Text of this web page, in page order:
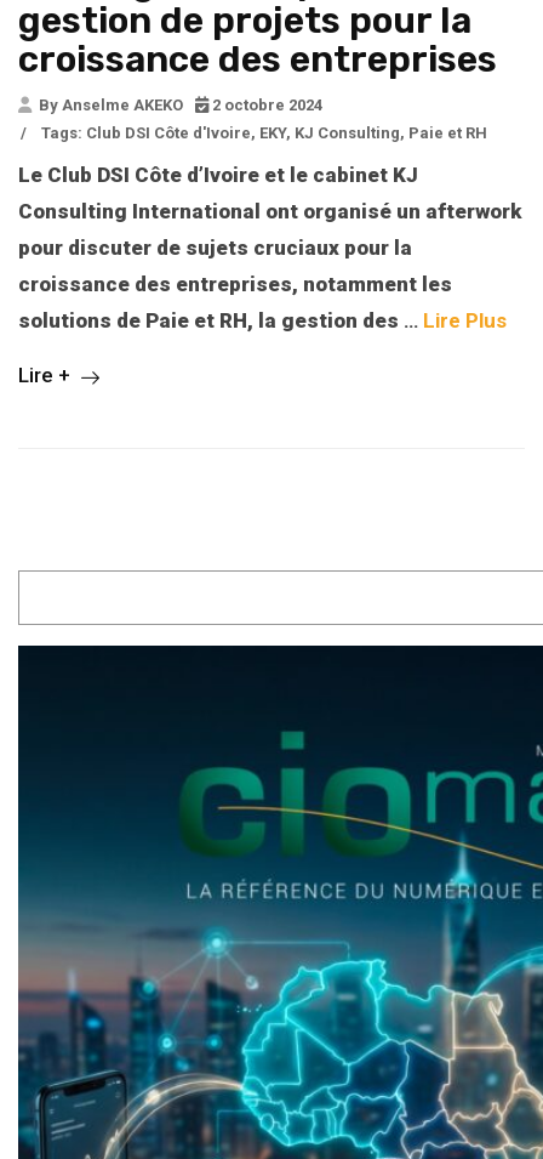
gestion de projets pour la
croissance des entreprises
By Anselme AKEKO
2 octobre 2024
/
Tags: Club DSI Côte d'Ivoire, EKY, KJ Consulting, Paie et RH
Le Club DSI Côte d’Ivoire et le cabinet KJ
Consulting International ont organisé un afterwork
pour discuter de sujets cruciaux pour la
croissance des entreprises, notamment les
solutions de Paie et RH, la gestion des … Lire Plus
Lire +